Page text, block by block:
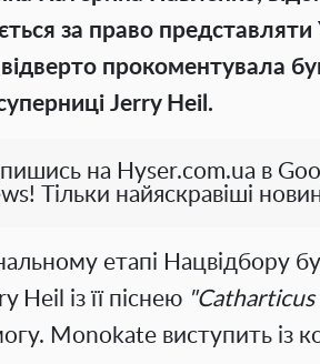
за право
прокоментувала
Jerry Heil.
на Hyser.com.ua в
Тільки найяскравіші
етапі Нацвідбору
Heil із її піснею "Catharticus
Monokate виступить із